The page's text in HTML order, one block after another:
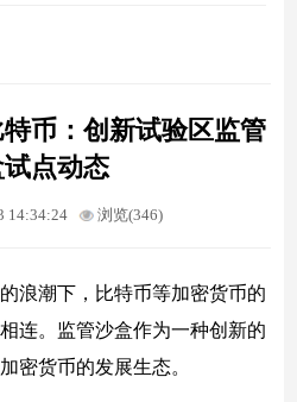
币：创新试验区监管
点动态
14:34:24 浏览(346)
浪潮下，比特币等加密货币的
连。监管沙盒作为一种创新的
密货币的发展生态。